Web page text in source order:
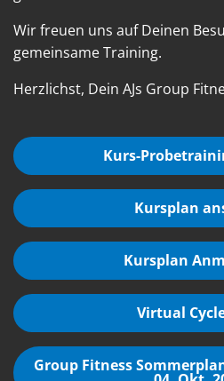
Wir freuen uns auf Deinen
gemeinsame Training.
Herzlichst, Dein AJs Group
Kurs-
Kursplan
Kursplan
Virtual
Group Fitness